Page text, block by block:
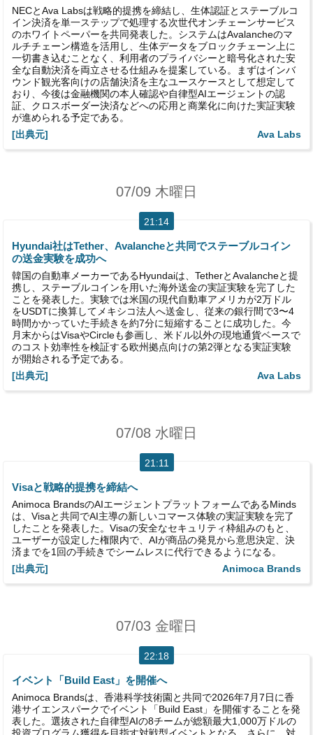
NECとAva Labsは戦略的提携を締結し、生体認証とステーブルコ
イン決済を単一ステップで処理する次世代オンチェーンサービス
のホワイトペーパーを共同発表した。システムはAvalancheのマ
ルチチェーン構造を活用し、生体データをブロックチェーン上に
一切書き込むことなく、利用者のプライバシーと暗号化された安
全な自動決済を両立させる仕組みを提案している。まずはインバ
ウンド観光客向けの店舗決済を主なユースケースとして想定して
おり、今後は金融機関の本人確認や自律型AIエージェントの認
証、クロスボーダー決済などへの応用と商業化に向けた実証実験
が進められる予定である。
[出典元]
Ava Labs
07/09 木曜日
21:14
Hyundai社はTether、Avalancheと共同でステーブルコイン
の送金実験を成功へ
韓国の自動車メーカーであるHyundaiは、TetherとAvalancheと提
携し、ステーブルコインを用いた海外送金の実証実験を完了した
ことを発表した。実験では米国の現代自動車アメリカが2万ドル
をUSDTに換算してメキシコ法人へ送金し、従来の銀行間で3〜4
時間かかっていた手続きを約7分に短縮することに成功した。今
月末からはVisaやCircleも参画し、米ドル以外の現地通貨ベースで
のコスト効率性を検証する欧州拠点向けの第2弾となる実証実験
が開始される予定である。
[出典元]
Ava Labs
07/08 水曜日
21:11
Visaと戦略的提携を締結へ
Animoca BrandsのAIエージェントプラットフォームであるMinds
は、Visaと共同でAI主導の新しいコマース体験の実証実験を完了
したことを発表した。Visaの安全なセキュリティ枠組みのもと、
ユーザーが設定した権限内で、AIが商品の発見から意思決定、決
済までを1回の手続きでシームレスに代行できるようになる。
[出典元]
Animoca Brands
07/03 金曜日
22:18
イベント「Build East」を開催へ
Animoca Brandsは、香港科学技術園と共同で2026年7月7日に香
港サイエンスパークでイベント「Build East」を開催することを発
表した。選抜された自律型AIの8チームが総額最大1,000万ドルの
投資プログラム獲得を目指す対戦型イベントとなる。さらに、対